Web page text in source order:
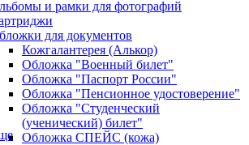
и рамки для фотографий
для документов
Кожгалантерея (Алькор)
Обложка "Военный билет"
Обложка "Паспорт России"
Обложка "Пенсионное удостоверение"
Обложка "Студенческий
(ученический) билет"
Обложка СПЕЙС (кожа)